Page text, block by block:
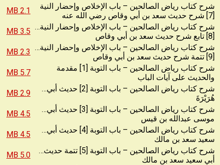
شرح كتاب رياض الصالحين – باب الإخلاص وإحضار النية
[7] شرح حديث سعد بن أبي وقاص رضي الله عنه
2.1 MB
…شرح كتاب رياض الصالحين – باب الإخلاص وإحضار النية
[8] تابع شرح حديث سعد بن أبي وقاص
3.5 MB
…شرح كتاب رياض الصالحين – باب الإخلاص وإحضار النية
[9] تتمة شرح حديث سعد بن أبي وقاص
2.3 MB
شرح كتاب رياض الصالحين – باب التوبة [1] مقدمة
والحديث على آيات الباب
5.7 MB
…شرح كتاب رياض الصالحين – باب التوبة [2] حديث أبي
هُرَيْرَةَ
2.9 MB
…شرح كتاب رياض الصالحين – باب التوبة [3] حديث أبي
موسى عبدالله بن قيس
4.5 MB
…شرح كتاب رياض الصالحين – باب التوبة [4] حديث أبي
سعيد سعد بن مالك
4.5 MB
…شرح كتاب رياض الصالحين – باب التوبة [5] تتمة حديث
أبي سعيد سعد بن مالك
5.0 MB